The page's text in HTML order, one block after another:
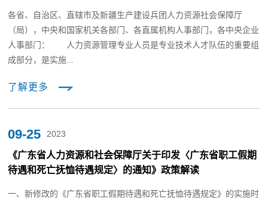
各省、自治区、直辖市及新疆生产建设兵团人力资源社会保障厅
（局），中央和国家机关各部门、各直属机构人事部门，各中央企业
人事部门： 人力资源管理专业人员是专业技术人才队伍的重要组
成部分，是实施...
了解更多
09-25 2023
《广东省人力资源和社会保障厅关于印发〈广东省职工假期
待遇和死亡抚恤待遇规定〉的通知》政策解读
一、新修改的《广东省职工假期待遇和死亡抚恤待遇规定》的实施时